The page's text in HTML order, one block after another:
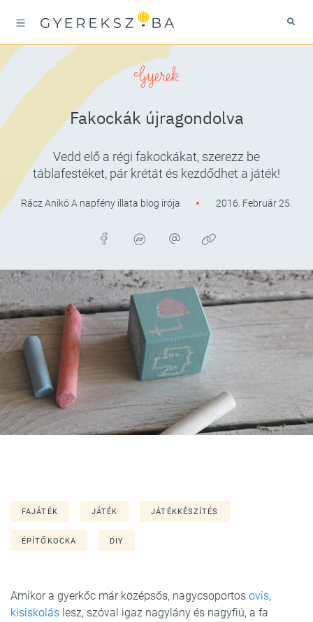
Gyerek
Fakockák újragondolva
Vedd elő a régi fakockákat, szerezz be
táblafestéket, pár krétát és kezdődhet a játék!
Rácz Anikó A napfény illata blog írója 2016. Február 25.
FAJÁTÉK JÁTÉK JÁTÉKKÉSZÍTÉS
ÉPÍTŐKOCKA DIY
Amikor a gyerkőc már középsős, nagycsoportos ovis,
kisiskolás lesz, szóval igaz nagylány és nagyfiú, a fa